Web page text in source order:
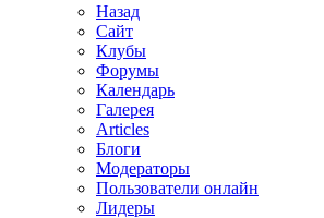
Назад
Сайт
Клубы
Форумы
Календарь
Галерея
Articles
Блоги
Модераторы
Пользователи онлайн
Лидеры